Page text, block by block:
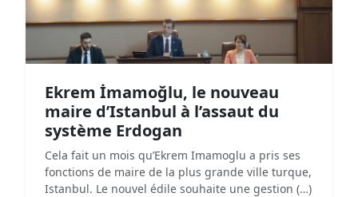
Ekrem İmamoğlu, le nouveau
maire d’Istanbul à l’assaut du
système Erdogan
Cela fait un mois qu’Ekrem Imamoglu a pris ses
fonctions de maire de la plus grande ville turque,
Istanbul. Le nouvel édile souhaite une gestion (…)